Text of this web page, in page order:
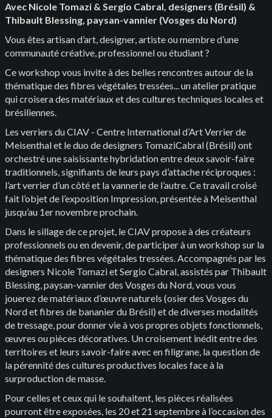
Avec Nicole Tomazi & Sergio Cabral, designers (Brésil) &
Thibault Blessing, paysan-vannier (Vosges du Nord)
Vous êtes artisan d’art, designer, artiste ou membre d’une
communauté créative, professionnel ou étudiant ?
Ce workshop vous invite à des belles rencontres autour de la
thématique des fibres végétales tressées... un atelier pratique
qui croisera des matériaux et des cultures techniques locales et
brésiliennes.
Les verriers du CIAV - Centre International d’Art Verrier de
Meisenthal et le duo de designers TomaziCabral (Brésil) ont
orchestré une saisissante hybridation entre deux savoir-faire
traditionnels, signifiants de leurs pays d’attache réciproques :
l’art verrier d’un côté et la vannerie de l’autre. Ce travail croisé
fait l’objet de l’exposition Impression, présentée à Meisenthal
jusqu’au 1er novembre prochain.
Dans le sillage de ce projet, le CIAV propose à des créateurs
professionnels ou en devenir, de participer à un workshop sur la
thématique des fibres végétales tressées. Accompagnés par les
designers Nicole Tomazi et Sergio Cabral, assistés par Thibault
Blessing, paysan-vannier des Vosges du Nord, vous vous
jouerez de matériaux d’œuvre naturels (osier des Vosges du
Nord et fibres de bananier du Brésil) et de diverses modalités
de tressage, pour donner vie à vos propres objets fonctionnels,
œuvres ou pièces décoratives. Un croisement inédit entre des
territoires et leurs savoir-faire avec en filigrane, la question de
la pérennité des cultures productives locales face à la
surproduction de masse.
Pour celles et ceux qui le souhaitent, les pièces réalisées
pourront être exposées, les 20 et 21 septembre à l’occasion des